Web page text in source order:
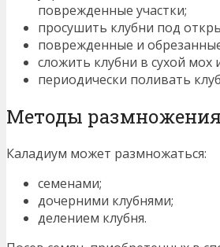
поврежденные участки;
просушить клубни под
поврежденные и
сложить клубни в сухой
периодически поливать
Методы размножения
Каладиум может размножаться:
семенами;
дочерними клубнями;
делением клубня.